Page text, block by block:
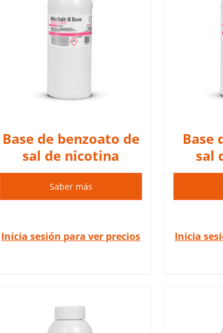
Base de benzoato de
sal de nicotina
Saber más
Inicia sesión para ver precios
Las NicSalt Bases son bases
de sal de nicotina de
primera calidad dedicadas a
Base
sal
Inicia
Las